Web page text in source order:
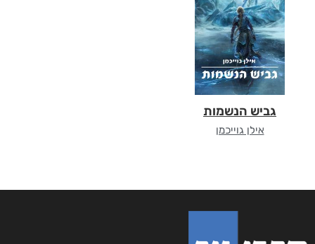
גביש הנשמות
אילן גוייכמן